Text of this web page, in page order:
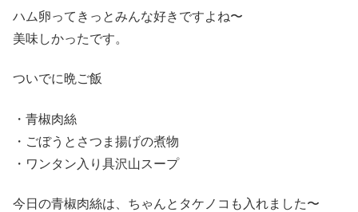
ハム卵ってきっとみんな好きですよね〜
美味しかったです。
ついでに晩ご飯
・青椒肉絲
・ごぼうとさつま揚げの煮物
・ワンタン入り具沢山スープ
今日の青椒肉絲は、ちゃんとタケノコも入れました〜